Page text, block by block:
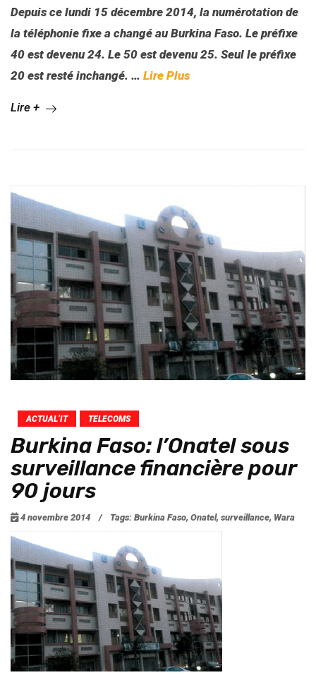
Depuis ce lundi 15 décembre 2014, la numérotation de
la téléphonie fixe a changé au Burkina Faso. Le préfixe
40 est devenu 24. Le 50 est devenu 25. Seul le préfixe
20 est resté inchangé. … Lire Plus
Lire +
ACTUAL’IT TELECOMS
Burkina Faso: l’Onatel sous
surveillance financière pour
90 jours
4 novembre 2014 / Tags: Burkina Faso, Onatel, surveillance, Wara